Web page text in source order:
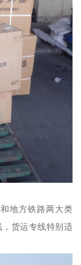
地方铁路两大类
货运专线特别适